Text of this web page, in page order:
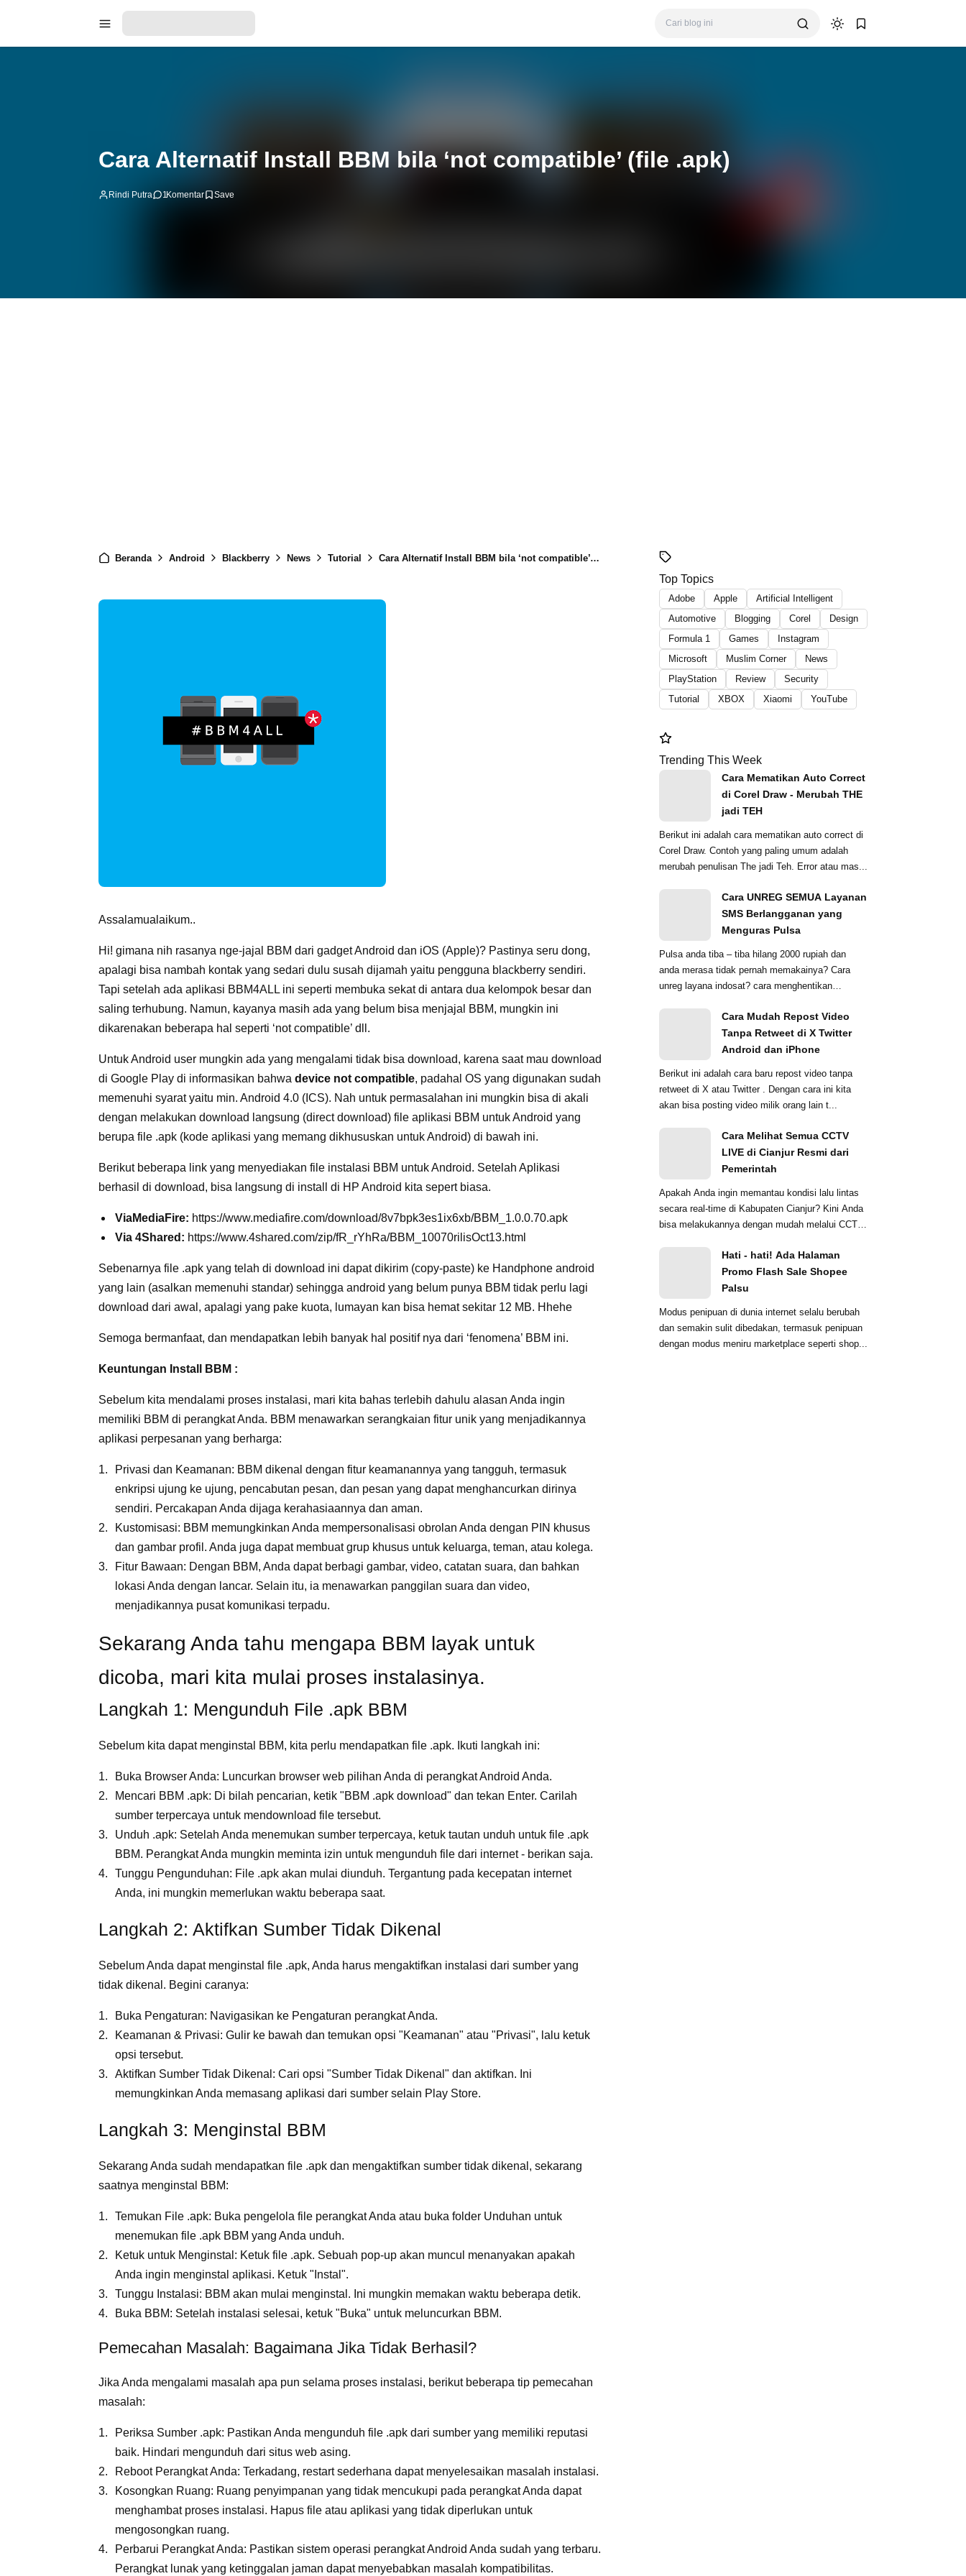
Cara Alternatif Install BBM bila ‘not compatible’ (file .apk)
Rindi Putra 1Komentar
Beranda Android Blackberry News Tutorial Cara Alternatif Install BBM bila ‘not compatible’ (file .apk)
Assalamualaikum..
Hi! gimana nih rasanya nge-jajal BBM dari gadget Android dan iOS (Apple)? Pastinya seru dong,
apalagi bisa nambah kontak yang sedari dulu susah dijamah yaitu pengguna blackberry sendiri.
Tapi setelah ada aplikasi BBM4ALL ini seperti membuka sekat di antara dua kelompok besar dan
saling terhubung. Namun, kayanya masih ada yang belum bisa menjajal BBM, mungkin ini
dikarenakan beberapa hal seperti ‘not compatible’ dll.
Untuk Android user mungkin ada yang mengalami tidak bisa download, karena saat mau download
di Google Play di informasikan bahwa device not compatible, padahal OS yang digunakan sudah
memenuhi syarat yaitu min. Android 4.0 (ICS). Nah untuk permasalahan ini mungkin bisa di akali
dengan melakukan download langsung (direct download) file aplikasi BBM untuk Android yang
berupa file .apk (kode aplikasi yang memang dikhususkan untuk Android) di bawah ini.
Berikut beberapa link yang menyediakan file instalasi BBM untuk Android. Setelah Aplikasi
berhasil di download, bisa langsung di install di HP Android kita sepert biasa.
ViaMediaFire: https://www.mediafire.com/download/8v7bpk3es1ix6xb/BBM_1.0.0.70.apk
Via 4Shared: https://www.4shared.com/zip/fR_rYhRa/BBM_10070rilisOct13.html
Sebenarnya file .apk yang telah di download ini dapat dikirim (copy-paste) ke Handphone android
yang lain (asalkan memenuhi standar) sehingga android yang belum punya BBM tidak perlu lagi
download dari awal, apalagi yang pake kuota, lumayan kan bisa hemat sekitar 12 MB. Hhehe
Semoga bermanfaat, dan mendapatkan lebih banyak hal positif nya dari ‘fenomena’ BBM ini.
Keuntungan Install BBM :
Sebelum kita mendalami proses instalasi, mari kita bahas terlebih dahulu alasan Anda ingin
memiliki BBM di perangkat Anda. BBM menawarkan serangkaian fitur unik yang menjadikannya
aplikasi perpesanan yang berharga:
Privasi dan Keamanan: BBM dikenal dengan fitur keamanannya yang tangguh, termasuk
enkripsi ujung ke ujung, pencabutan pesan, dan pesan yang dapat menghancurkan dirinya
sendiri. Percakapan Anda dijaga kerahasiaannya dan aman.
Kustomisasi: BBM memungkinkan Anda mempersonalisasi obrolan Anda dengan PIN khusus
dan gambar profil. Anda juga dapat membuat grup khusus untuk keluarga, teman, atau kolega.
Fitur Bawaan: Dengan BBM, Anda dapat berbagi gambar, video, catatan suara, dan bahkan
lokasi Anda dengan lancar. Selain itu, ia menawarkan panggilan suara dan video,
menjadikannya pusat komunikasi terpadu.
Sekarang Anda tahu mengapa BBM layak untuk
dicoba, mari kita mulai proses instalasinya.
Langkah 1: Mengunduh File .apk BBM
Sebelum kita dapat menginstal BBM, kita perlu mendapatkan file .apk. Ikuti langkah ini:
Buka Browser Anda: Luncurkan browser web pilihan Anda di perangkat Android Anda.
Mencari BBM .apk: Di bilah pencarian, ketik "BBM .apk download" dan tekan Enter. Carilah
sumber terpercaya untuk mendownload file tersebut.
Unduh .apk: Setelah Anda menemukan sumber terpercaya, ketuk tautan unduh untuk file .apk
BBM. Perangkat Anda mungkin meminta izin untuk mengunduh file dari internet - berikan saja.
Tunggu Pengunduhan: File .apk akan mulai diunduh. Tergantung pada kecepatan internet
Anda, ini mungkin memerlukan waktu beberapa saat.
Langkah 2: Aktifkan Sumber Tidak Dikenal
Sebelum Anda dapat menginstal file .apk, Anda harus mengaktifkan instalasi dari sumber yang
tidak dikenal. Begini caranya:
Buka Pengaturan: Navigasikan ke Pengaturan perangkat Anda.
Keamanan & Privasi: Gulir ke bawah dan temukan opsi "Keamanan" atau "Privasi", lalu ketuk
opsi tersebut.
Aktifkan Sumber Tidak Dikenal: Cari opsi "Sumber Tidak Dikenal" dan aktifkan. Ini
memungkinkan Anda memasang aplikasi dari sumber selain Play Store.
Langkah 3: Menginstal BBM
Sekarang Anda sudah mendapatkan file .apk dan mengaktifkan sumber tidak dikenal, sekarang
saatnya menginstal BBM:
Temukan File .apk: Buka pengelola file perangkat Anda atau buka folder Unduhan untuk
menemukan file .apk BBM yang Anda unduh.
Ketuk untuk Menginstal: Ketuk file .apk. Sebuah pop-up akan muncul menanyakan apakah
Anda ingin menginstal aplikasi. Ketuk "Instal".
Tunggu Instalasi: BBM akan mulai menginstal. Ini mungkin memakan waktu beberapa detik.
Buka BBM: Setelah instalasi selesai, ketuk "Buka" untuk meluncurkan BBM.
Pemecahan Masalah: Bagaimana Jika Tidak Berhasil?
Jika Anda mengalami masalah apa pun selama proses instalasi, berikut beberapa tip pemecahan
masalah:
Periksa Sumber .apk: Pastikan Anda mengunduh file .apk dari sumber yang memiliki reputasi
baik. Hindari mengunduh dari situs web asing.
Reboot Perangkat Anda: Terkadang, restart sederhana dapat menyelesaikan masalah instalasi.
Kosongkan Ruang: Ruang penyimpanan yang tidak mencukupi pada perangkat Anda dapat
menghambat proses instalasi. Hapus file atau aplikasi yang tidak diperlukan untuk
mengosongkan ruang.
Perbarui Perangkat Anda: Pastikan sistem operasi perangkat Android Anda sudah yang terbaru.
Perangkat lunak yang ketinggalan jaman dapat menyebabkan masalah kompatibilitas.
Top Topics
Adobe Apple
Artificial Intelligent
Automotive
Blogging Corel
Design
Formula 1
Games
Instagram
Microsoft
Muslim Corner
News
PlayStation
Review
Security
Tutorial
XBOX Xiaomi YouTube
Trending This Week
Cara Mematikan Auto Correct
di Corel Draw - Merubah THE
jadi TEH
Berikut ini adalah cara mematikan auto correct di
Corel Draw. Contoh yang paling umum adalah
merubah penulisan The jadi Teh. Error atau mas...
Cara UNREG SEMUA Layanan
SMS Berlangganan yang
Menguras Pulsa
Pulsa anda tiba – tiba hilang 2000 rupiah dan
anda merasa tidak pernah memakainya? Cara
unreg layana indosat? cara menghentikan
Cara Mudah Repost Video
Tanpa Retweet di X Twitter
Android dan iPhone
Berikut ini adalah cara baru repost video tanpa
retweet di X atau Twitter . Dengan cara ini kita
akan bisa posting video milik orang lain t...
Cara Melihat Semua CCTV
LIVE di Cianjur Resmi dari
Pemerintah
Apakah Anda ingin memantau kondisi lalu lintas
secara real-time di Kabupaten Cianjur? Kini Anda
bisa melakukannya dengan mudah melalui CCTV
Hati - hati! Ada Halaman
Promo Flash Sale Shopee
Palsu
Modus penipuan di dunia internet selalu berubah
dan semakin sulit dibedakan, termasuk penipuan
dengan modus meniru marketplace seperti shop...